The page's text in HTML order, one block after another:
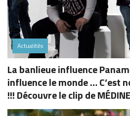
Actualités
La banlieue influence
influence le monde … C’est
!!! Découvre le clip de